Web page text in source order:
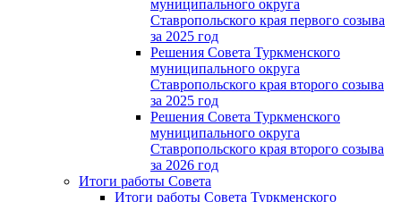
муниципального округа
Ставропольского края первого созыва
за 2025 год
Решения Совета Туркменского
муниципального округа
Ставропольского края второго созыва
за 2025 год
Решения Совета Туркменского
муниципального округа
Ставропольского края второго созыва
за 2026 год
Итоги работы Совета
Итоги работы Совета Туркменского